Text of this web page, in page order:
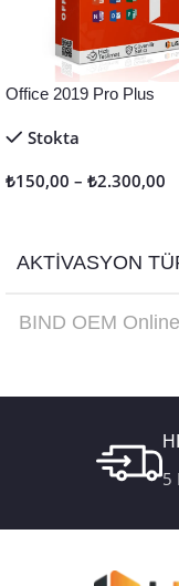
Office 2019 Pro Plus
Stokta
₺150,00 – ₺2.300,00
AKTIVASYON
BIND OEM Online
5